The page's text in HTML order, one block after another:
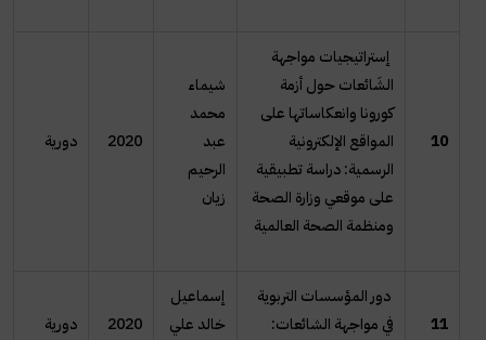
10
إستراتيجيات مواجهة
الشَائعات حول أزمة
كورونا وانعكاساتها على
المواقع الإلكترونية
الرسمية: دراسة تطبيقية
على موقعي وزارة الصحة
ومنظمة الصحة العالمية
شيماء
محمد
عبد
الرحيم
زيان
2020 دورية
11
دور المؤسسات التربوية
في مواجهة الشائعات:
إسماعيل
خالد علي
2020 دورية